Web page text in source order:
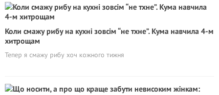
Коли смажу рибу на кухні зовсім “не тхне”. Кума навчила 4-м
хитрощам
Тепер я смажу рибу хоч кожного тижня